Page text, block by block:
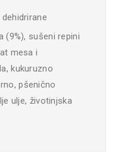
(9%), sušeni repini
mesa i
kukuruzno
pšenično
ulje, životinjska